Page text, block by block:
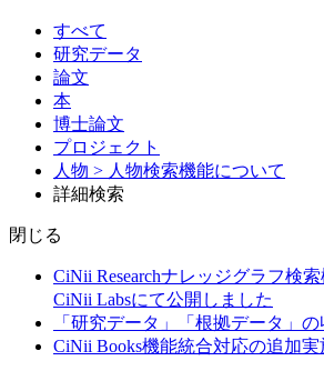
すべて
研究データ
論文
本
博士論文
プロジェクト
人物 > 人物検索機能について
詳細検索
閉じる
CiNii Researchナレッジグラフ検
CiNii Labsにて公開しました
「研究データ」「根拠データ」
CiNii Books機能統合対応の追加